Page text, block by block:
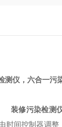
测仪，六合一污
装修污染检测
时间控制器调